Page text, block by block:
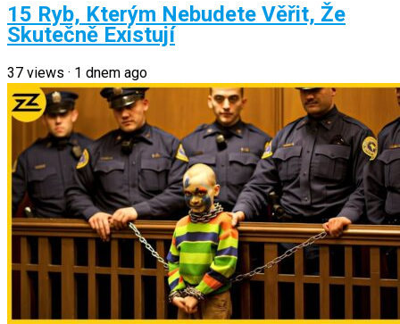
15 Ryb, Kterým Nebudete Věřit, Že
Skutečně Existují
37 views · 1 dnem ago